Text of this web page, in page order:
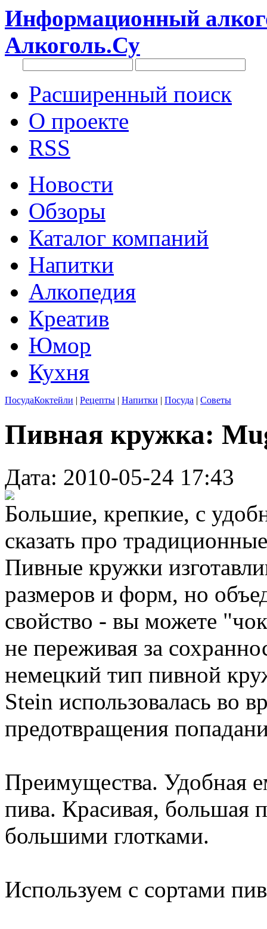
Информационный
Алкоголь.Су
Расширенный поиск
О проекте
RSS
Новости
Обзоры
Каталог компаний
Напитки
Алкопедия
Креатив
Юмор
Кухня
ПосудаКоктейли | Рецепты | Напитки | Посуда | Советы
Пивная кружка:
Дата: 2010-05-24 17:43
Большие, крепкие, с
сказать про
Пивные кружки
размеров и форм, но
свойство - вы можете
не переживая за
немецкий тип пивной
Stein использовалась во
предотвращения
Преимущества. Удобная
пива. Красивая, большая
большими глотками.
Используем с сортами